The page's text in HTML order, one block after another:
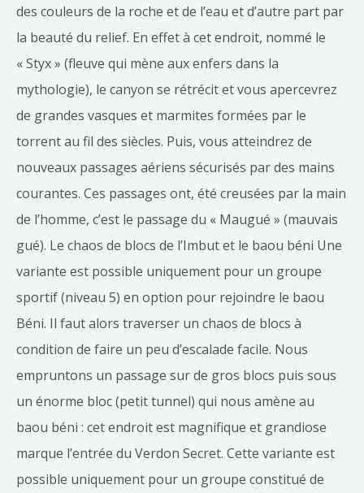
des couleurs de la roche et de l’eau et d’autre part par
la beauté du relief. En effet à cet endroit, nommé le
« Styx » (fleuve qui mène aux enfers dans la
mythologie), le canyon se rétrécit et vous apercevrez
de grandes vasques et marmites formées par le
torrent au fil des siècles. Puis, vous atteindrez de
nouveaux passages aériens sécurisés par des mains
courantes. Ces passages ont, été creusées par la main
de l’homme, c’est le passage du « Maugué » (mauvais
gué). Le chaos de blocs de l’Imbut et le baou béni Une
variante est possible uniquement pour un groupe
sportif (niveau 5) en option pour rejoindre le baou
Béni. Il faut alors traverser un chaos de blocs à
condition de faire un peu d’escalade facile. Nous
empruntons un passage sur de gros blocs puis sous
un énorme bloc (petit tunnel) qui nous amène au
baou béni : cet endroit est magnifique et grandiose
marque l’entrée du Verdon Secret. Cette variante est
possible uniquement pour un groupe constitué de